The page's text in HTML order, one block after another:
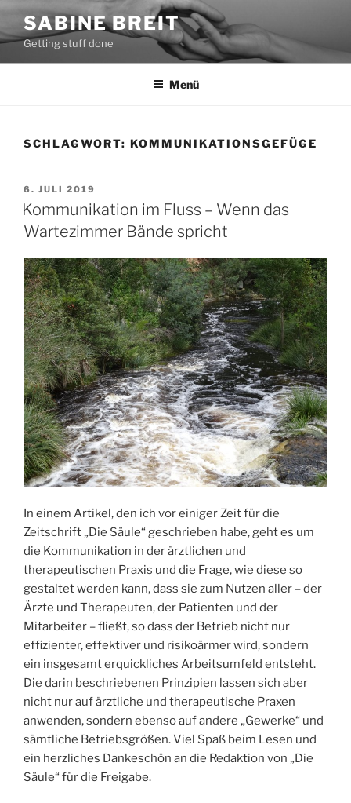
Zum
Inhalt
springen
SABINE BREIT
Getting stuff done
Menü
SCHLAGWORT: KOMMUNIKATIONSGEFÜGE
VERÖFFENTLICHT
AM
6. JULI 2019
Kommunikation im Fluss – Wenn das
Wartezimmer Bände spricht
In einem Artikel, den ich vor einiger Zeit für die
Zeitschrift „Die Säule“ geschrieben habe, geht es um
die Kommunikation in der ärztlichen und
therapeutischen Praxis und die Frage, wie diese so
gestaltet werden kann, dass sie zum Nutzen aller – der
Ärzte und Therapeuten, der Patienten und der
Mitarbeiter – fließt, so dass der Betrieb nicht nur
effizienter, effektiver und risikoärmer wird, sondern
ein insgesamt erquickliches Arbeitsumfeld entsteht.
Die darin beschriebenen Prinzipien lassen sich aber
nicht nur auf ärztliche und therapeutische Praxen
anwenden, sondern ebenso auf andere „Gewerke“ und
sämtliche Betriebsgrößen. Viel Spaß beim Lesen und
ein herzliches Dankeschön an die Redaktion von „Die
Säule“ für die Freigabe.